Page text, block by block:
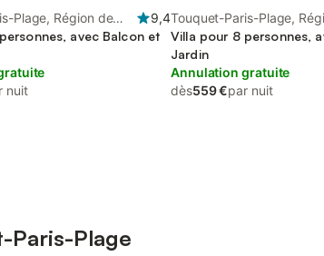
Plage, Région de
9,4
avec Balcon et
nuit
Touquet-Paris-Plage,
Montreuil
Villa pour 8 personnes,
Jardin
Annulation gratuite
dès559 €par nuit
Paris-Plage